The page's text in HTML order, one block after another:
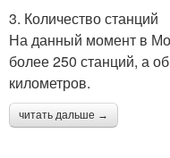
3. Количество станций
На данный момент в
более 250 станций, а
километров.
читать дальше →